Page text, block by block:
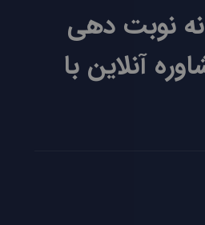
نوبت دهی
آنلاین با